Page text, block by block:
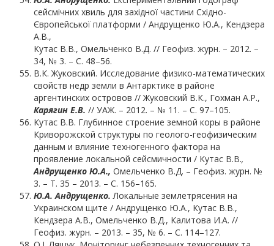
сейсмічних хвиль для західної частини Східно-
Європейської платформи / Андрущенко Ю.А., Кендзера
А.В.,
Кутас В.В., Омельченко В.Д. // Геофиз. журн. – 2012. –
34, № 3. – С. 48–56.
В.К. Жуковский. Исследование физико-математических
свойств недр земли в Антарктике в районе
аргентинских островов // Жуковский В.К., Гохман А.Р.,
Карягин Е.В. // УАЖ. – 2012. – № 11. – С. 97–105.
Кутас В.В. Глубинное строение земной коры в районе
Криворожской структуры по геолого-геофизическим
данным и влияние техногенного фактора на
проявление локальной сейсмичности / Кутас В.В.,
Андрущенко Ю.А., Омельченко В.Д. – Геофиз. журн. №
3. – Т. 35 – 2013. – С. 156–165.
Ю.А. Андрущенко.Локальные землетрясения на
Украинском щите / Андрущенко Ю.А., Кутас В.В.,
Кендзера А.В., Омельченко В.Д., Калитова И.А. //
Геофиз. журн. – 2013. – 35, № 6. – С. 114–127.